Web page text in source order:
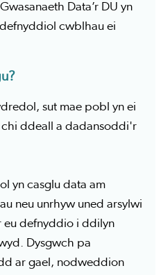
Data’r DU yn
cwblhau ei
sut mae pobl yn ei
ddeall a dadansoddi'r
yn casglu data am
neu unrhyw uned arsylwi
eu defnyddio i ddilyn
Dysgwch pa
ar gael, nodweddion